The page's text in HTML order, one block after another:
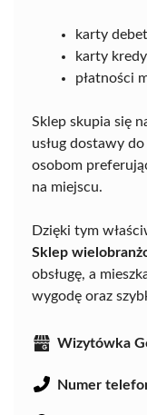
karty
karty
płatności
Sklep skupia się
usług dostawy
osobom
na miejscu.
Dzięki tym
Sklep
obsługę, a
wygodę oraz
Wizytówka
Numer